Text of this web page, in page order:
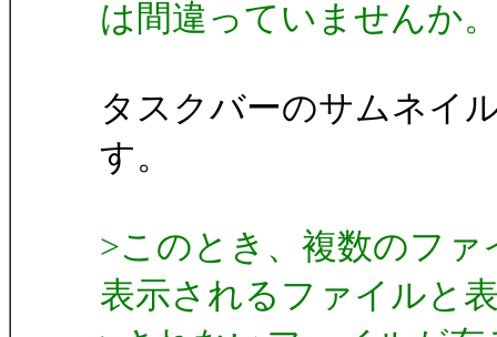
は間違っていませんか
タスクバーのサムネイ
す。
>このとき、複数のフ
表示されるファイルと